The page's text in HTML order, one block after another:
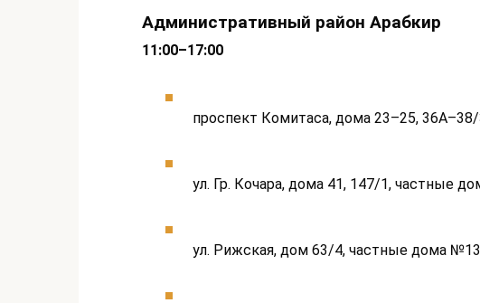
Административный район Арабкир
11:00–17:00
проспект Комитаса, дома 23–25, 36А–38/
ул. Гр. Кочара, дома 41, 147/1, частные
ул. Рижская, дом 63/4, частные дома